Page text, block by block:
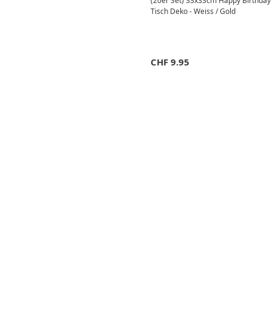
Tisch Deko - Weiss / Gold
CHF 9.95